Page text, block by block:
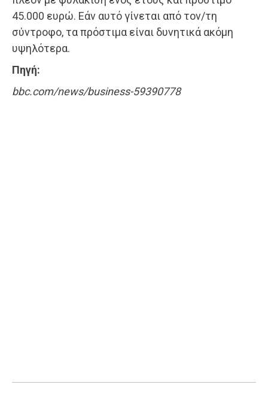
45.000 ευρώ. Εάν αυτό γίνεται από τον/τη
σύντροφο, τα πρόστιμα είναι δυνητικά ακόμη
υψηλότερα.
Πηγή:
bbc.com/news/business-59390778